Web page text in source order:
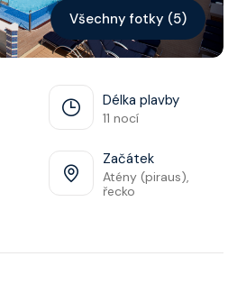
Všechny fotky (5)
Délka plavby
11 nocí
Začátek
Atény (piraus),
řecko